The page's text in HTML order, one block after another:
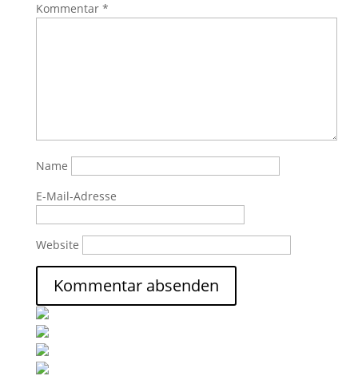
Kommentar *
Name
E-Mail-Adresse
Website